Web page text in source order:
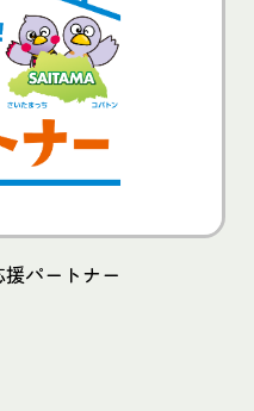
パートナー